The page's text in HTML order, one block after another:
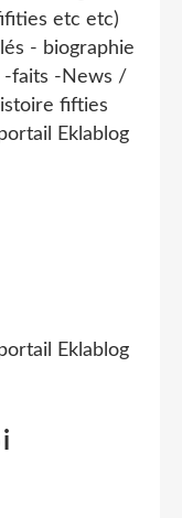
etc etc)
- biographie
-faits -News /
fifties
Eklablog
Eklablog